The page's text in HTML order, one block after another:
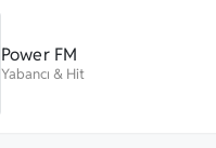
Power FM
Yabancı & Hit